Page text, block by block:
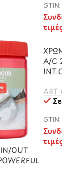
OUT
A/C
ART